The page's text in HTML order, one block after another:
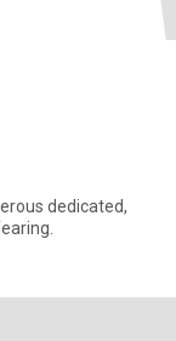
dedicated,